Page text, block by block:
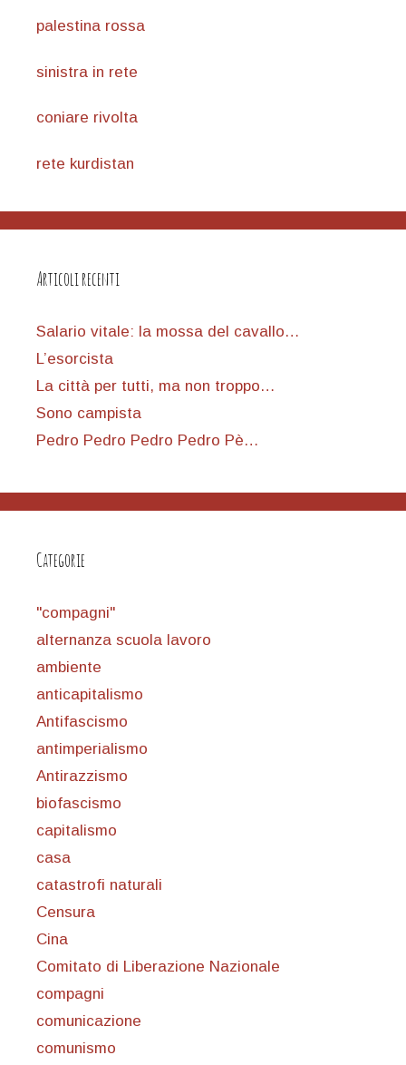
palestina rossa
sinistra in rete
coniare rivolta
rete kurdistan
Articoli recenti
Salario vitale: la mossa del cavallo…
L’esorcista
La città per tutti, ma non troppo…
Sono campista
Pedro Pedro Pedro Pedro Pè…
Categorie
"compagni"
alternanza scuola lavoro
ambiente
anticapitalismo
Antifascismo
antimperialismo
Antirazzismo
biofascismo
capitalismo
casa
catastrofi naturali
Censura
Cina
Comitato di Liberazione Nazionale
compagni
comunicazione
comunismo